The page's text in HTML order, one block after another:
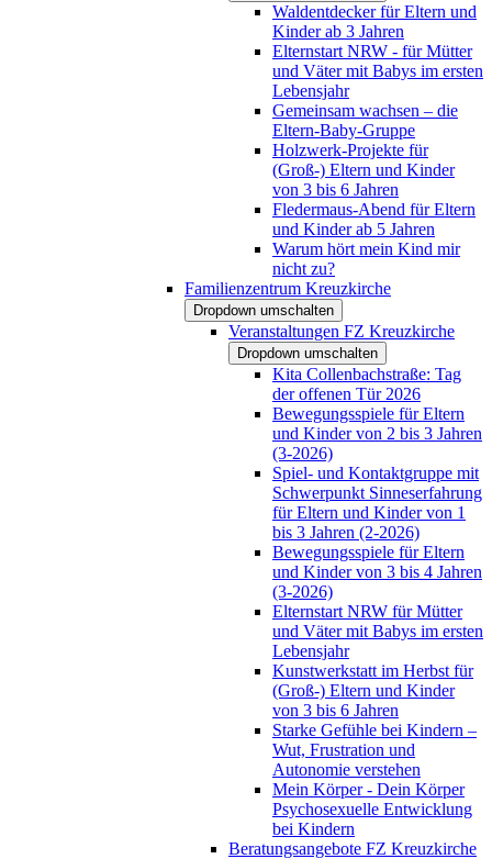
Waldentdecker für Eltern und
Kinder ab 3 Jahren
Elternstart NRW - für Mütter
und Väter mit Babys im ersten
Lebensjahr
Gemeinsam wachsen – die
Eltern-Baby-Gruppe
Holzwerk-Projekte für
(Groß-) Eltern und Kinder
von 3 bis 6 Jahren
Fledermaus-Abend für Eltern
und Kinder ab 5 Jahren
Warum hört mein Kind mir
nicht zu?
Familienzentrum Kreuzkirche
Dropdown umschalten
Veranstaltungen FZ Kreuzkirche
Dropdown umschalten
Kita Collenbachstraße: Tag
der offenen Tür 2026
Bewegungsspiele für Eltern
und Kinder von 2 bis 3 Jahren
(3-2026)
Spiel- und Kontaktgruppe mit
Schwerpunkt Sinneserfahrung
für Eltern und Kinder von 1
bis 3 Jahren (2-2026)
Bewegungsspiele für Eltern
und Kinder von 3 bis 4 Jahren
(3-2026)
Elternstart NRW für Mütter
und Väter mit Babys im ersten
Lebensjahr
Kunstwerkstatt im Herbst für
(Groß-) Eltern und Kinder
von 3 bis 6 Jahren
Starke Gefühle bei Kindern –
Wut, Frustration und
Autonomie verstehen
Mein Körper - Dein Körper
Psychosexuelle Entwicklung
bei Kindern
Beratungsangebote FZ Kreuzkirche